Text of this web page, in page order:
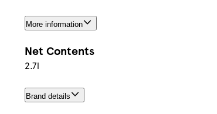
More information
Net Contents
2.7l
Brand details